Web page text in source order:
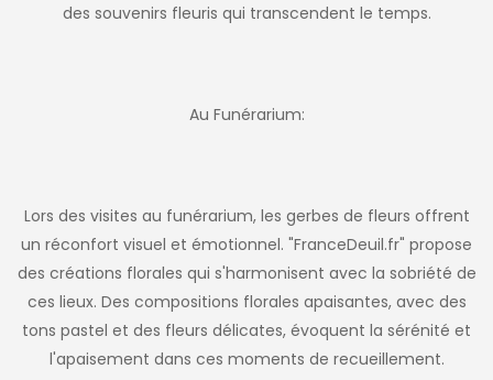
des souvenirs fleuris qui transcendent le temps.
Au Funérarium:
Lors des visites au funérarium, les gerbes de fleurs offrent
un réconfort visuel et émotionnel. "FranceDeuil.fr" propose
des créations florales qui s'harmonisent avec la sobriété de
ces lieux. Des compositions florales apaisantes, avec des
tons pastel et des fleurs délicates, évoquent la sérénité et
l'apaisement dans ces moments de recueillement.